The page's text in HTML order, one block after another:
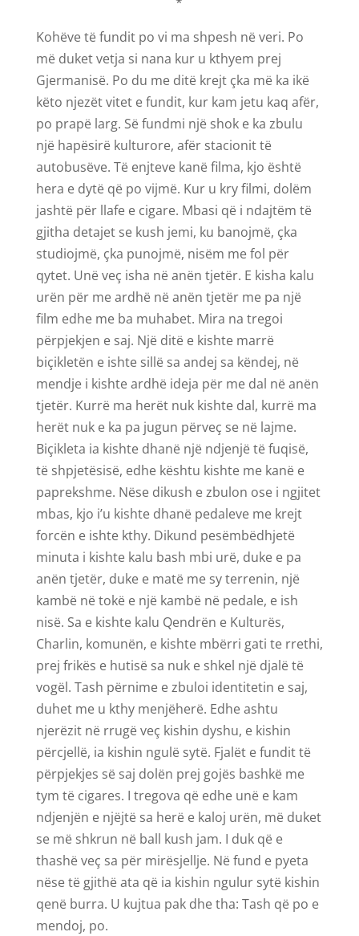
Kohëve të fundit po vi ma shpesh në veri. Po
më duket vetja si nana kur u kthyem prej
Gjermanisë. Po du me ditë krejt çka më ka ikë
këto njezët vitet e fundit, kur kam jetu kaq afër,
po prapë larg. Së fundmi një shok e ka zbulu
një hapësirë kulturore, afër stacionit të
autobusëve. Të enjteve kanë filma, kjo është
hera e dytë që po vijmë. Kur u kry filmi, dolëm
jashtë për llafe e cigare. Mbasi që i ndajtëm të
gjitha detajet se kush jemi, ku banojmë, çka
studiojmë, çka punojmë, nisëm me fol për
qytet. Unë veç isha në anën tjetër. E kisha kalu
urën për me ardhë në anën tjetër me pa një
film edhe me ba muhabet. Mira na tregoi
përpjekjen e saj. Një ditë e kishte marrë
biçikletën e ishte sillë sa andej sa këndej, në
mendje i kishte ardhë ideja për me dal në anën
tjetër. Kurrë ma herët nuk kishte dal, kurrë ma
herët nuk e ka pa jugun përveç se në lajme.
Biçikleta ia kishte dhanë një ndjenjë të fuqisë,
të shpjetësisë, edhe kështu kishte me kanë e
paprekshme. Nëse dikush e zbulon ose i ngjitet
mbas, kjo i’u kishte dhanë pedaleve me krejt
forcën e ishte kthy. Dikund pesëmbëdhjetë
minuta i kishte kalu bash mbi urë, duke e pa
anën tjetër, duke e matë me sy terrenin, një
kambë në tokë e një kambë në pedale, e ish
nisë. Sa e kishte kalu Qendrën e Kulturës,
Charlin, komunën, e kishte mbërri gati te rrethi,
prej frikës e hutisë sa nuk e shkel një djalë të
vogël. Tash përnime e zbuloi identitetin e saj,
duhet me u kthy menjëherë. Edhe ashtu
njerëzit në rrugë veç kishin dyshu, e kishin
përcjellë, ia kishin ngulë sytë. Fjalët e fundit të
përpjekjes së saj dolën prej gojës bashkë me
tym të cigares. I tregova që edhe unë e kam
ndjenjën e njëjtë sa herë e kaloj urën, më duket
se më shkrun në ball kush jam. I duk që e
thashë veç sa për mirësjellje. Në fund e pyeta
nëse të gjithë ata që ia kishin ngulur sytë kishin
qenë burra. U kujtua pak dhe tha: Tash që po e
mendoj, po.